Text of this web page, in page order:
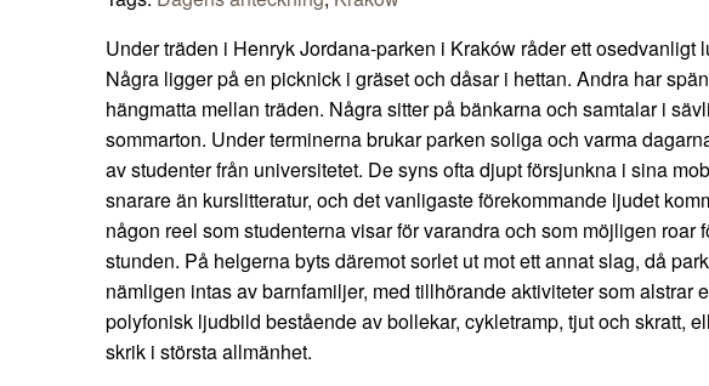
Under träden i Henryk Jordana-parken i Kraków råder ett osedvanligt
Några ligger på en picknick i gräset och dåsar i hettan. Andra har
hängmatta mellan träden. Några sitter på bänkarna och samtalar i
sommarton. Under terminerna brukar parken soliga och varma
av studenter från universitetet. De syns ofta djupt försjunkna i sina
snarare än kurslitteratur, och det vanligaste förekommande ljudet
någon reel som studenterna visar för varandra och som möjligen roar
stunden. På helgerna byts däremot sorlet ut mot ett annat slag, då
nämligen intas av barnfamiljer, med tillhörande aktiviteter som alstrar
polyfonisk ljudbild bestående av bollekar, cykletramp, tjut och skratt,
skrik i största allmänhet.